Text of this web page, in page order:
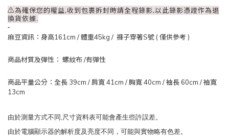
⚠為確保您的權益,收到包裹拆封時請全程錄影,以此錄影憑證作為退
換貨依據.
-
麻豆資訊： 身高161cm / 體重45kg / 褲子穿著S號 ( 僅供參考 )
商品材質及彈性： 螺紋布/有彈性
商品平量公分：全長 39cm / 肩寬 41 cm /胸寬 40cm /袖長 60cm /袖寬
13cm
由於測量方式不同 尺寸資料表可能會產生些許誤差。
由於電腦顯示器的解析度及亮度不同，可能與實物略有色差。